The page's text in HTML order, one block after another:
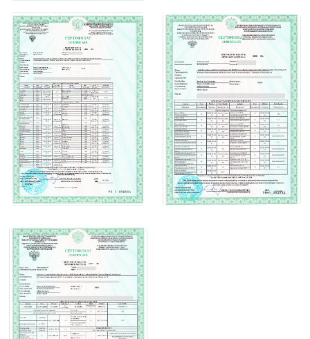
+7 (905) 980-30-80
UTC+7 (GMT+7), +4 часа к MSK